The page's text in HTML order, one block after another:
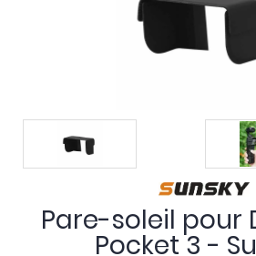
Pare-soleil pour
Pocket 3 -